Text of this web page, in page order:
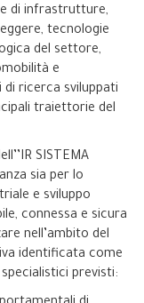
di infrastrutture,
tecnologie
del settore,
e
ricerca sviluppati
traiettorie del
SISTEMA
sia per lo
e sviluppo
connessa e sicura
nell’ambito del
identificata come
previsti: